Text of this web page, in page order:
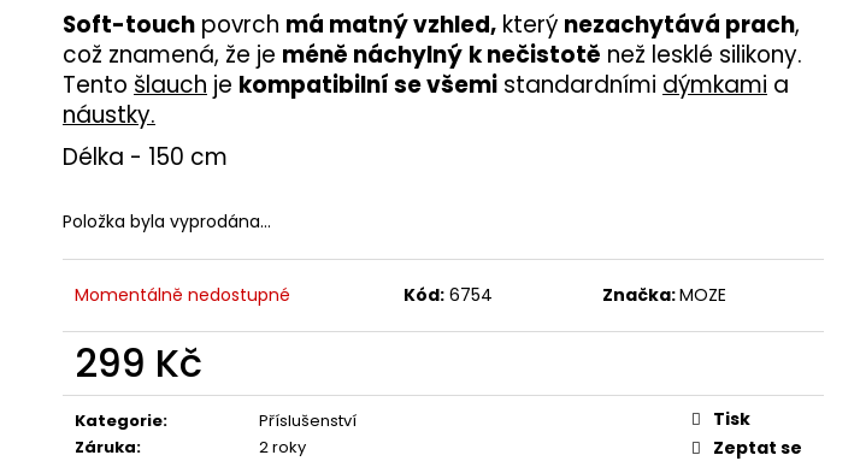
Soft-touch povrch má matný vzhled, který nezachytává prach,
což znamená, že je méně náchylný k nečistotě než lesklé silikony.
Tento šlauch je kompatibilní se všemi standardními dýmkami a
náustky.
Délka - 150 cm
Položka byla vyprodána…
Momentálně nedostupné Kód: 6754 Značka:MOZE
299 Kč
Měrná
cena:
Kategorie:
Příslušenství
Záruka: 2 roky
Tisk
Zeptat se